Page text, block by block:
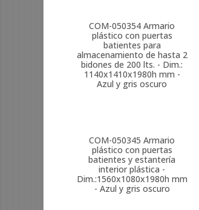
COM-050354 Armario
plástico con puertas
batientes para
almacenamiento de hasta 2
bidones de 200 lts. - Dim.:
1140x1410x1980h mm -
Azul y gris oscuro
COM-050345 Armario
plástico con puertas
batientes y estantería
interior plástica -
Dim.:1560x1080x1980h mm
- Azul y gris oscuro